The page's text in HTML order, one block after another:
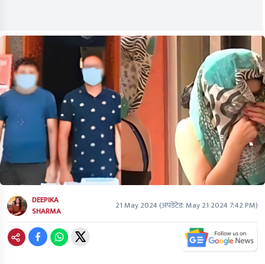
DEEPIKA
SHARMA
21 May 2024(अपडेटेड:May 21 2024 7:42 PM)